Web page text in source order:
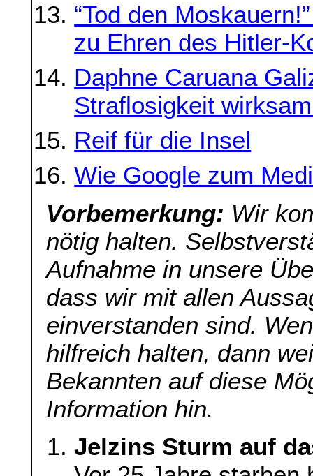
“Tod den
zu Ehren des Hitler-
Daphne Caruana
Straflosigkeit
Reif für die Insel
Wie Google zum
Vorbemerkung: Wir
nötig halten.
Aufnahme in unsere
dass wir mit allen
einverstanden sind.
hilfreich halten, dann
Bekannten auf diese
Information hin.
Jelzins Sturm auf